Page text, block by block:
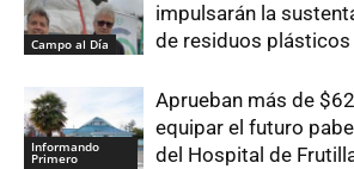
Campo al Día
impulsarán la
de residuos
Informando
Primero
Aprueban más de
equipar el futuro
del Hospital de